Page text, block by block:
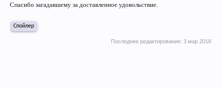
Спасибо загадавшему за доставленное удовольствие.
Спойлер
Последнее редактирование: 3 мар 2018